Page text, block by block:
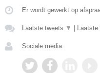
Er wordt gewerkt op
Laatste tweets ▼
Sociale media: